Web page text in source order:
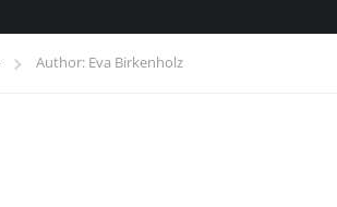
Author: Eva Birkenholz